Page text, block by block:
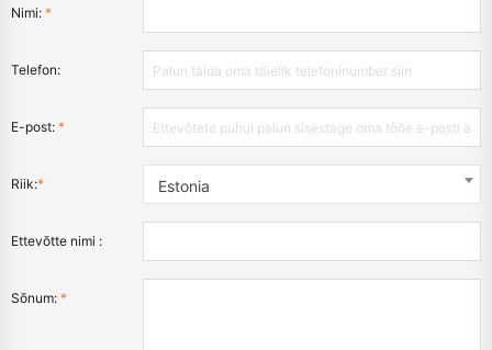
Nimi: *
Telefon:
E-post: *
Riik:* Estonia
Ettevõtte nimi :
Sõnum: *